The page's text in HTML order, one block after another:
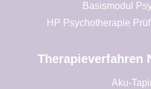
Basismodul
HP Psychotherapie
Therapieverfahren
Aku-